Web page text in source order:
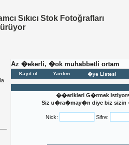
Sıkıcı Stok Fotoğrafları
Az �ekerli, �ok muhabbetli ortam
Kayıt ol Yardım �ye Listesi
��erikleri G�rmek
Siz u�ra�may�n diye biz sizin
Nick: Sifre: